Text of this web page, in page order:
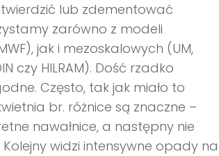
lub zdementować
zarówno z modeli
jak i mezoskalowych (UM,
czy HILRAM). Dość rzadko
Często, tak jak miało to
br. różnice są znaczne –
nawałnice, a następny nie
widzi intensywne opady na